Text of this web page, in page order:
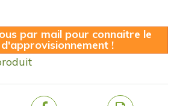
par mail pour connaitre le
!